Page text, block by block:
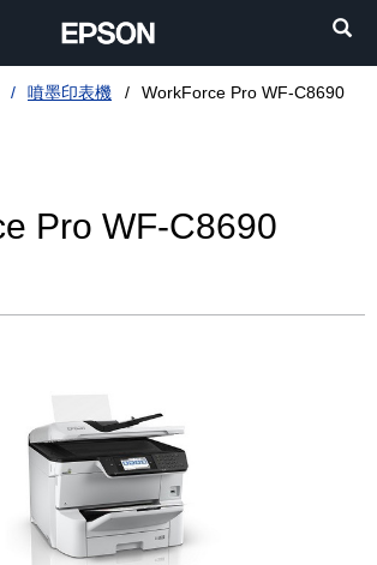
噴墨印表機 WorkForce Pro WF-C8690
Pro WF-C8690